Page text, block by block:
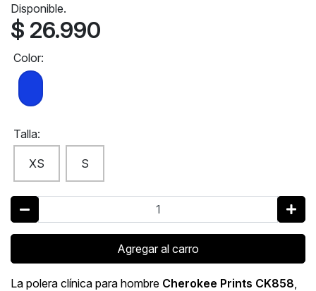
Disponible.
$ 26.990
Color:
Talla:
XS S
Agregar al carro
La polera clínica para hombre Cherokee Prints CK858